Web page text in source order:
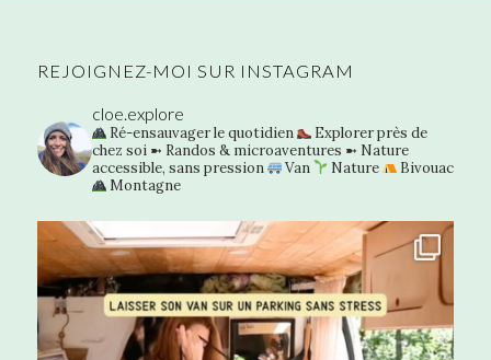
REJOIGNEZ-MOI SUR INSTAGRAM
cloe.explore
Ré-ensauvager le quotidien
Explorer près de
chez soi➼ Randos & microaventures ➼ Nature
accessible, sans pression
Van Nature
Bivouac
Montagne